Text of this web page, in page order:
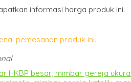
informasi harga produk ini.
pemesanan produk ini.